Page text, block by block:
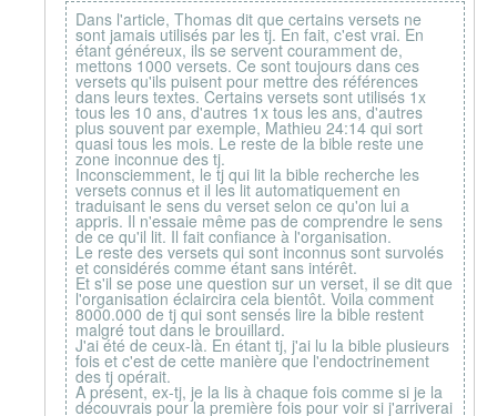
Dans l'article, Thomas dit que certains versets ne
sont jamais utilisés par les tj. En fait, c'est vrai. En
étant généreux, ils se servent couramment de,
mettons 1000 versets. Ce sont toujours dans ces
versets qu'ils puisent pour mettre des références
dans leurs textes. Certains versets sont utilisés 1x
tous les 10 ans, d'autres 1x tous les ans, d'autres
plus souvent par exemple, Mathieu 24:14 qui sort
quasi tous les mois. Le reste de la bible reste une
zone inconnue des tj.
Inconsciemment, le tj qui lit la bible recherche les
versets connus et il les lit automatiquement en
traduisant le sens du verset selon ce qu'on lui a
appris. Il n'essaie même pas de comprendre le sens
de ce qu'il lit. Il fait confiance à l'organisation.
Le reste des versets qui sont inconnus sont survolés
et considérés comme étant sans intérêt.
Et s'il se pose une question sur un verset, il se dit que
l'organisation éclaircira cela bientôt. Voila comment
8000.000 de tj qui sont sensés lire la bible restent
malgré tout dans le brouillard.
J'ai été de ceux-là. En étant tj, j'ai lu la bible plusieurs
fois et c'est de cette manière que l'endoctrinement
des tj opérait.
A présent, ex-tj, je la lis à chaque fois comme si je la
découvrais pour la première fois pour voir si j'arriverai